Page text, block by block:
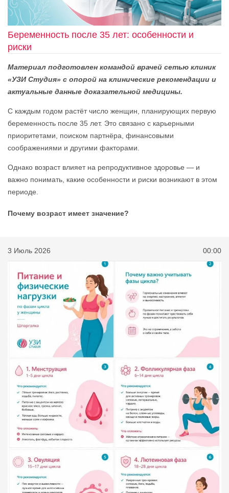
Беременность после 35 лет: особенности и
риски
Материал подготовлен командой врачей сетью клиник
«УЗИ Студия» с опорой на клинические рекомендации и
актуальные данные доказательной медицины.
С каждым годом растёт число женщин, планирующих первую
беременность после 35 лет. Это связано с карьерными
приоритетами, поиском партнёра, финансовыми
соображениями и другими факторами.
Однако возраст влияет на репродуктивное здоровье — и
важно понимать, какие особенности и риски возникают в этом
периоде.
Почему возраст имеет значение?
3 Июль 2026 00:00